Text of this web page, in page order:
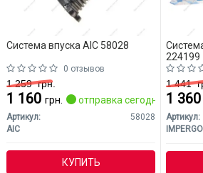
Система впуска AIC 58028
0 отзывов
1 259грн.
1 160 грн. отправка сегодня
Артикул:
58028
AIC
КУПИТЬ
224199
1 441
1 360
Артикул: